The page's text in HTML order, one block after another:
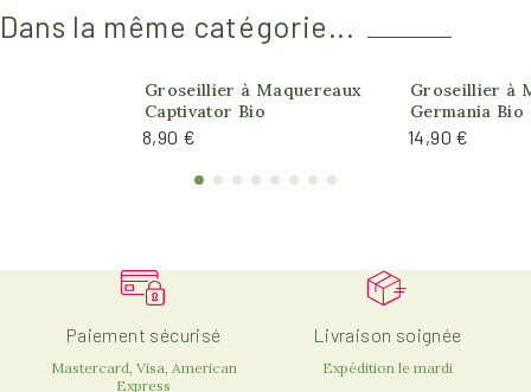
Dans la même catégorie...
Groseillier à Maquereaux
Captivator Bio
8,90 €
Produit
Groseillier à
Germania Bio
14,90 €
Paiement sécurisé
Mastercard, Visa, American
Express
Livraison soignée
Expédition le mardi